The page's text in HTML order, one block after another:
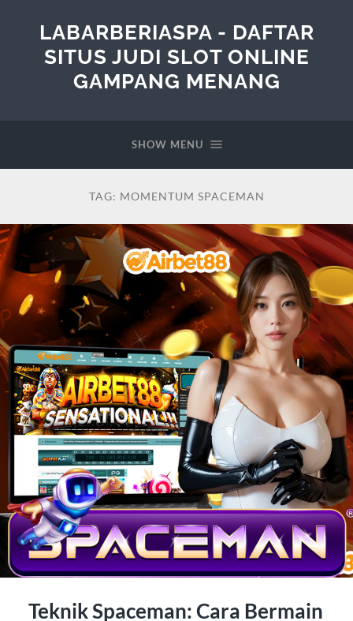
LABARBERIASPA - DAFTAR
SITUS JUDI SLOT ONLINE
GAMPANG MENANG
SHOW MENU
TAG: MOMENTUM SPACEMAN
Teknik Spaceman: Cara Bermain